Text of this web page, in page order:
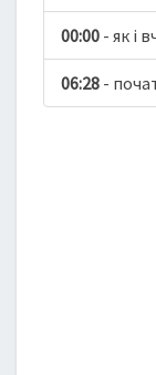
00:00 - як і
06:28 -